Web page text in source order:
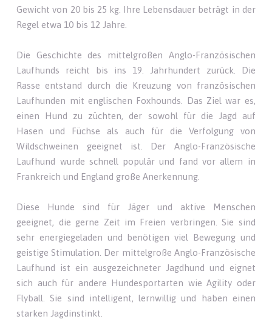
Gewicht von 20 bis 25 kg. Ihre Lebensdauer beträgt in der
Regel etwa 10 bis 12 Jahre.
Die Geschichte des mittelgroßen Anglo-Französischen
Laufhunds reicht bis ins 19. Jahrhundert zurück. Die
Rasse entstand durch die Kreuzung von französischen
Laufhunden mit englischen Foxhounds. Das Ziel war es,
einen Hund zu züchten, der sowohl für die Jagd auf
Hasen und Füchse als auch für die Verfolgung von
Wildschweinen geeignet ist. Der Anglo-Französische
Laufhund wurde schnell populär und fand vor allem in
Frankreich und England große Anerkennung.
Diese Hunde sind für Jäger und aktive Menschen
geeignet, die gerne Zeit im Freien verbringen. Sie sind
sehr energiegeladen und benötigen viel Bewegung und
geistige Stimulation. Der mittelgroße Anglo-Französische
Laufhund ist ein ausgezeichneter Jagdhund und eignet
sich auch für andere Hundesportarten wie Agility oder
Flyball. Sie sind intelligent, lernwillig und haben einen
starken Jagdinstinkt.